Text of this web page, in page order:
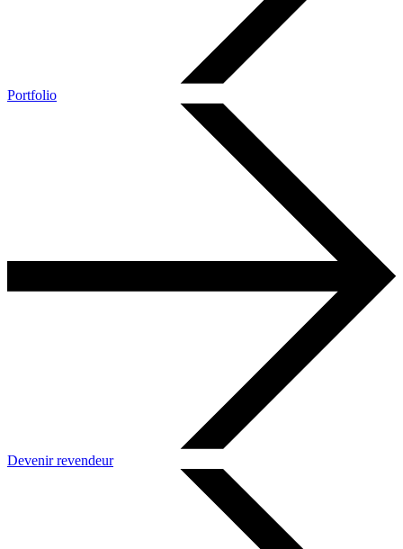
Portfolio
Devenir revendeur